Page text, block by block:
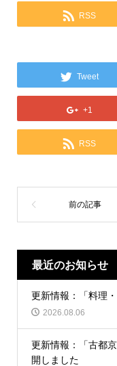
RSS
Tweet
+1
RSS
最近のお知らせ
更新情報：「料理
2026.08.06
更新情報：「古都
開しました